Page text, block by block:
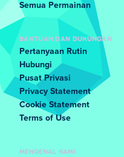
Semua Permainan
BANTUAN DAN DUKUNGAN
Pertanyaan Rutin
Hubungi
Pusat Privasi
Privacy Statement
Cookie Statement
Terms of Use
MENGENAL KAMI